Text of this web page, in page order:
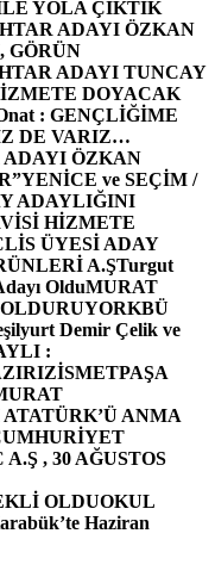
YOLA ÇIKTIK
ADAYI ÖZKAN
GÖRÜN
ADAYI TUNCAY
DOYACAK
: GENÇLİĞİME
DE VARIZ…
ÖZKAN
YENİCE ve SEÇİM /
ADAYLIĞINI
HİZMETE
ÜYESİ ADAY
A.ŞTurgut
OlduMURAT
KBÜ
Demir Çelik ve
:
İSMETPAŞA
ANMA
, 30 AĞUSTOS
OLDUOKUL
Haziran